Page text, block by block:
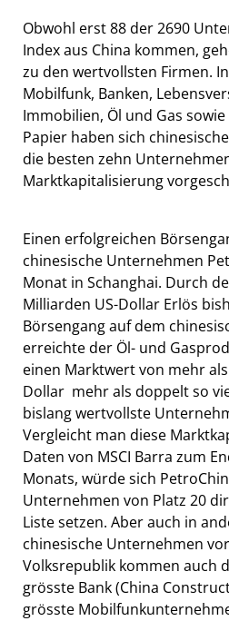
Obwohl erst 88 der 2690
Index aus China kommen,
zu den wertvollsten Firmen.
Mobilfunk, Banken,
Immobilien, Öl und Gas
Papier haben sich
die besten zehn
Marktkapitalisierung
Einen erfolgreichen
chinesische Unternehmen
Monat in Schanghai. Durch
Milliarden US-Dollar Erlös
Börsengang auf dem
erreichte der Öl- und
einen Marktwert von mehr
Dollar  mehr als doppelt so
bislang wertvollste
Vergleicht man diese
Daten von MSCI Barra zum
Monats, würde sich
Unternehmen von Platz 20
Liste setzen. Aber auch in
chinesische Unternehmen
Volksrepublik kommen auch
grösste Bank (China
grösste